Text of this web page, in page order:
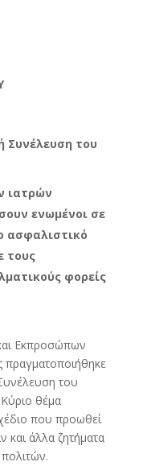
Συνέλευση του
ιατρών
ενωμένοι σε
ασφαλιστικό
τους
φορείς
Εκπροσώπων
πραγματοποιήθηκε
του
θέμα
που προωθεί
και άλλα ζητήματα